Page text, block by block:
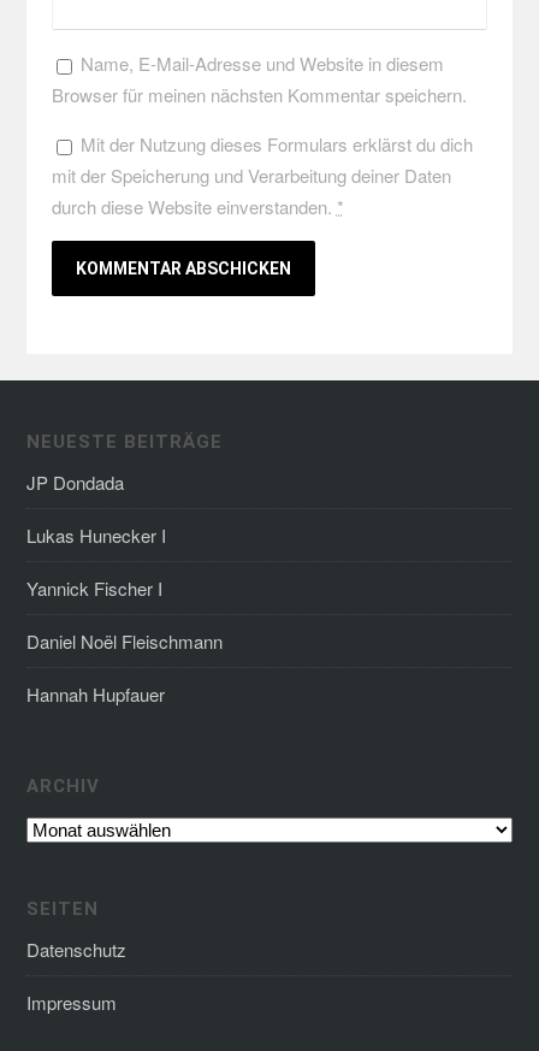
Name, E-Mail-Adresse und Website in diesem
Browser für meinen nächsten Kommentar speichern.
Mit der Nutzung dieses Formulars erklärst du dich
mit der Speicherung und Verarbeitung deiner Daten
durch diese Website einverstanden. *
NEUESTE BEITRÄGE
JP Dondada
Lukas Hunecker I
Yannick Fischer I
Daniel Noël Fleischmann
Hannah Hupfauer
ARCHIV
SEITEN
Datenschutz
Impressum